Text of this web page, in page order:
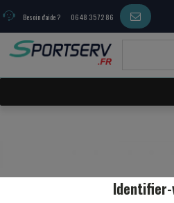
Besoin d'aide ? 06 48 35 72 86
Identifier-